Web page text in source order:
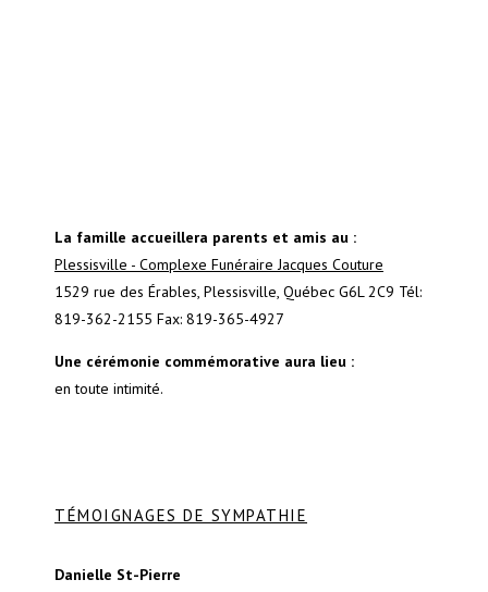
La famille accueillera parents et amis au :
Plessisville - Complexe Funéraire Jacques Couture
1529 rue des Érables, Plessisville, Québec G6L 2C9 Tél:
819-362-2155 Fax: 819-365-4927
Une cérémonie commémorative aura lieu :
en toute intimité.
TÉMOIGNAGES DE SYMPATHIE
Danielle St-Pierre